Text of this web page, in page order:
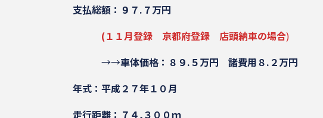
支払総額：９７.７万円
(１１月登録 京都府登録 店頭納車の場合)
→→車体価格：８９.５万円
諸費用８.２万円
年式：平成２７年１０月
走行距離：７４,３００ｍ